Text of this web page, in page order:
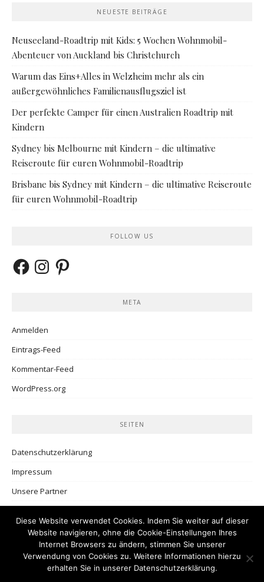
NEUESTE BEITRÄGE
Neuseeland-Roadtrip mit Kids: 5 Wochen Wohnmobil-
Abenteuer von Auckland bis Christchurch
Warum das Eins+Alles in Welzheim mehr als ein
außergewöhnliches Familienausflugsziel ist
Der perfekte Camper für einen Australien Roadtrip mit
Kindern
Sydney bis Melbourne mit Kindern – die ultimative
Reiseroute für euren Wohnmobil-Roadtrip
Brisbane bis Sydney mit Kindern – die ultimative Reiseroute
für euren Wohnmobil-Roadtrip
FOLLOW US
FacebookInstagramPinterest
META
Anmelden
Eintrags-Feed
Kommentar-Feed
WordPress.org
SEITEN
Datenschutzerklärung
Impressum
Unsere Partner
Diese Website verwendet Cookies. Indem Sie weiter auf dieser
Website navigieren, ohne die Cookie-Einstellungen Ihres
Internet Browsers zu ändern, stimmen Sie unserer
Verwendung von Cookies zu. Weitere Informationen hierzu
erhalten Sie in unserer Datenschutzerklärung.